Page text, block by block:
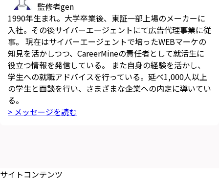
監修者gen
1990年生まれ。大学卒業後、東証一部上場のメーカーに
入社。その後サイバーエージェントにて広告代理事業に従
事。 現在はサイバーエージェントで培ったWEBマーケの
知見を活かしつつ、CareerMineの責任者として就活生に
役立つ情報を発信している。 また自身の経験を活かし、
学生への就職アドバイスを行っている。延べ1,000人以上
の学生と面談を行い、さまざまな企業への内定に導いてい
る。
> メッセージを読む
サイトコンテンツ